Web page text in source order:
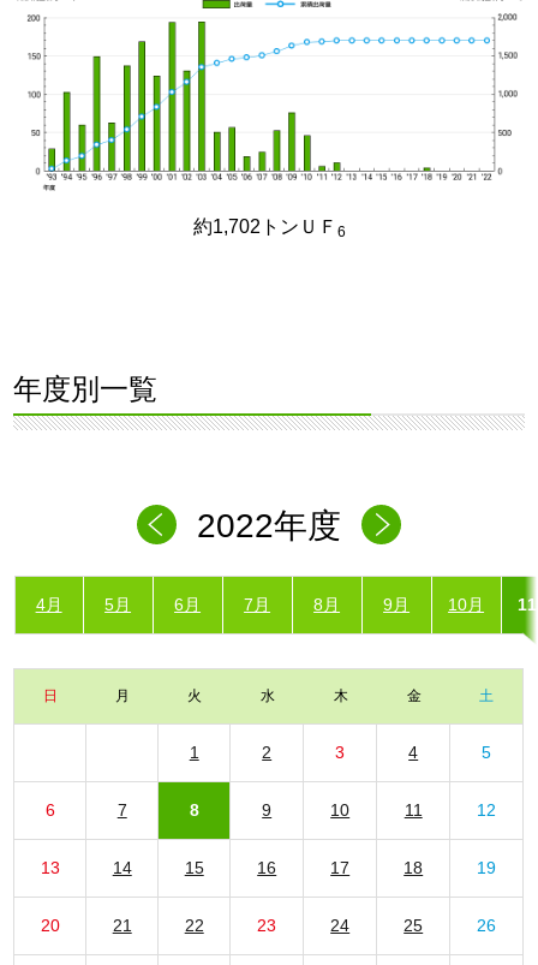
約1,702トンＵＦ 6
年度別一覧
2022年度
4月 5月 6月 7月 8月 9月 10月
日 月 火 水 木 金 土
1 2 3 4 5
6 7 8 9 10 11 12
13 14 15 16 17 18 19
20 21 22 23 24 25 26